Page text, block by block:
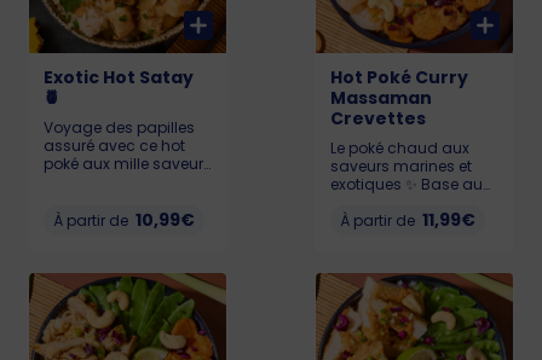
Exotic Hot Satay
🍍
Voyage des papilles
assuré avec ce hot
poké aux mille saveurs
Europe), ananas,
cacahuètes, cébette,
vert, le tout arrosé
d’une sauce satay
oncteuse grâce à son
lait de coco🥥. Son
petit plus ? La
À partir de 10,99€
Hot Poké Curry
Massaman
Crevettes
Le poké chaud aux
saveurs marines et
exotiques ✨ Base au
ou quinoa🍚. Crevettes
Pois Gourmands, Noix
de cajou, le tout
sublimé par une
sauce Massaman
douce et parfumée 🌸
À partir de 11,99€